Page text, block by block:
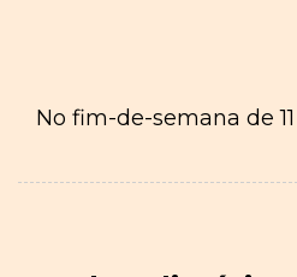
No fim-de-semana de